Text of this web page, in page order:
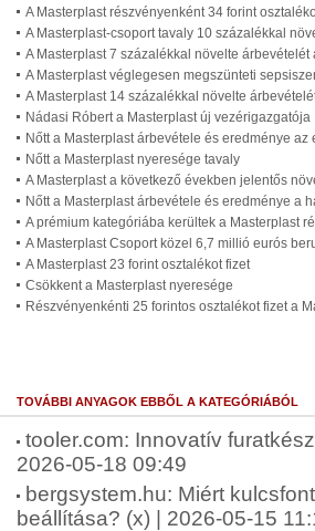
A Masterplast részvényenként 34 forint
A Masterplast-csoport tavaly 10 százalékkal
A Masterplast 7 százalékkal növelte
A Masterplast véglegesen megszünteti
A Masterplast 14 százalékkal növelte
Nádasi Róbert a Masterplast új vezérigazgatója
Nőtt a Masterplast árbevétele és eredménye az
Nőtt a Masterplast nyeresége tavaly
A Masterplast a következő években jelentős
Nőtt a Masterplast árbevétele és eredménye a
A prémium kategóriába kerültek a Masterplast
A Masterplast Csoport közel 6,7 millió eurós
A Masterplast 23 forint osztalékot fizet
Csökkent a Masterplast nyeresége
Részvényenkénti 25 forintos osztalékot fizet a
TOVÁBBI ANYAGOK EBBŐL A KATEGÓRIÁBÓL
tooler.com: Innovatív
2026-05-18 09:49
bergsystem.hu: Miért
beállítása? (x) | 2026-05-15